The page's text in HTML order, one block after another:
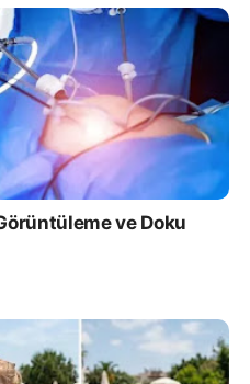
ve Doku